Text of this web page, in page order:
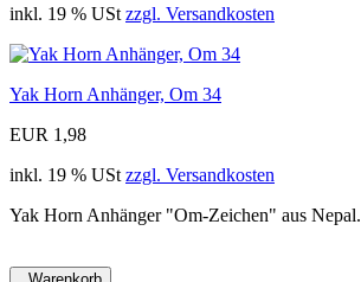
inkl. 19 % USt zzgl. Versandkosten
Yak Horn Anhänger, Om 34
EUR 1,98
inkl. 19 % USt zzgl. Versandkosten
Yak Horn Anhänger "Om-Zeichen" aus Nepal.